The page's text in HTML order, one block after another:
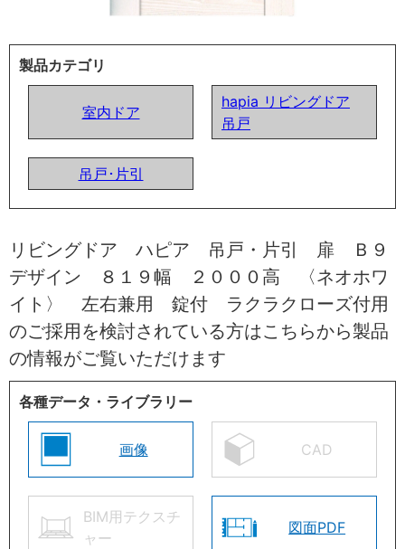
製品カテゴリ
室内ドア
hapia リビングドア
吊戸
吊戸･片引
リビングドア ハピア 吊戸・片引 扉 Ｂ９
デザイン ８１９幅 ２０００高 〈ネオホワ
イト〉 左右兼用 錠付 ラクラクローズ付用
のご採用を検討されている方はこちらから製品
の情報がご覧いただけます
各種データ・ライブラリー
画像 CAD
BIM用テクスチ
ャー
図面PDF